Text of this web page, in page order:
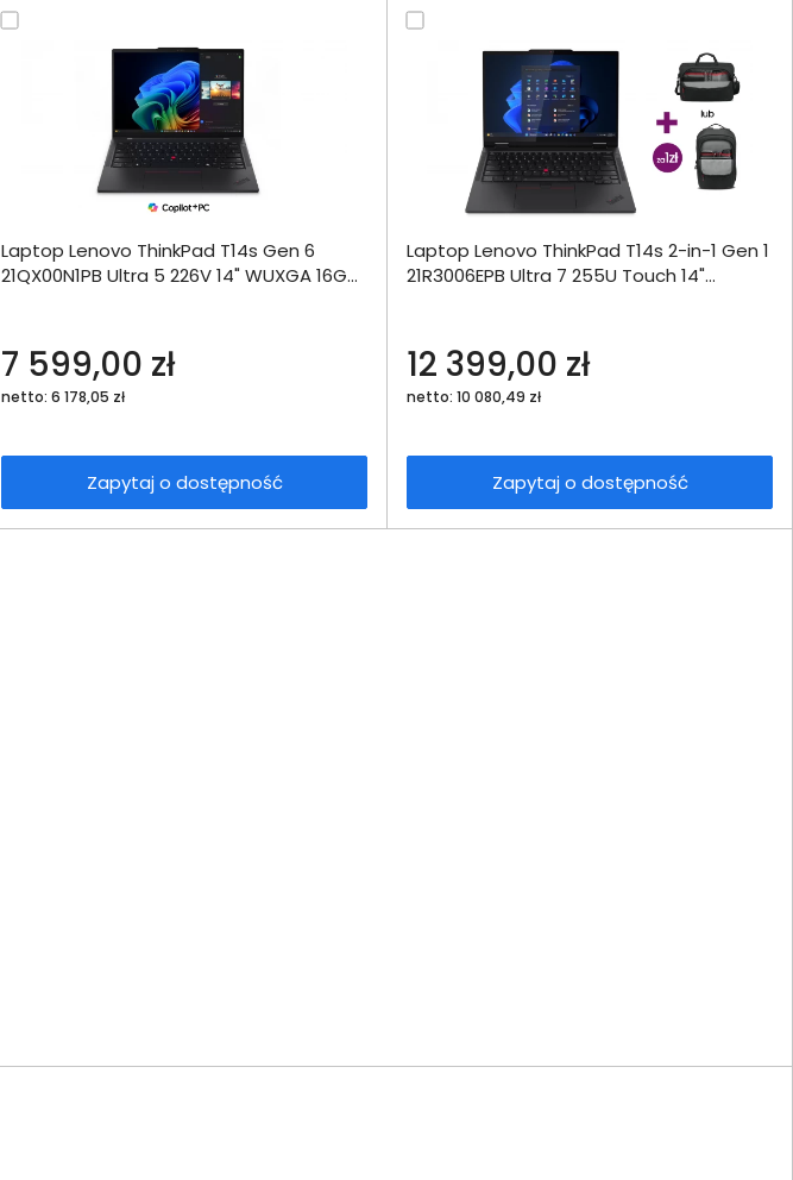
Włóż do
torby
Laptop Lenovo ThinkPad T14s Gen 6
21QX00N1PB Ultra 5 226V 14" WUXGA 16GB
7 599,00 zł
netto: 6 178,05 zł
Zapytaj o dostępność
Zapytaj o
dostępność
Dodaj do porównania
Omówienie
Laptop Lenovo ThinkPad T14s 2-in-1 Gen 1
21R3006EPB Ultra 7 255U Touch 14"
12 399,00 zł
netto: 10 080,49 zł
Zapytaj o dostępność